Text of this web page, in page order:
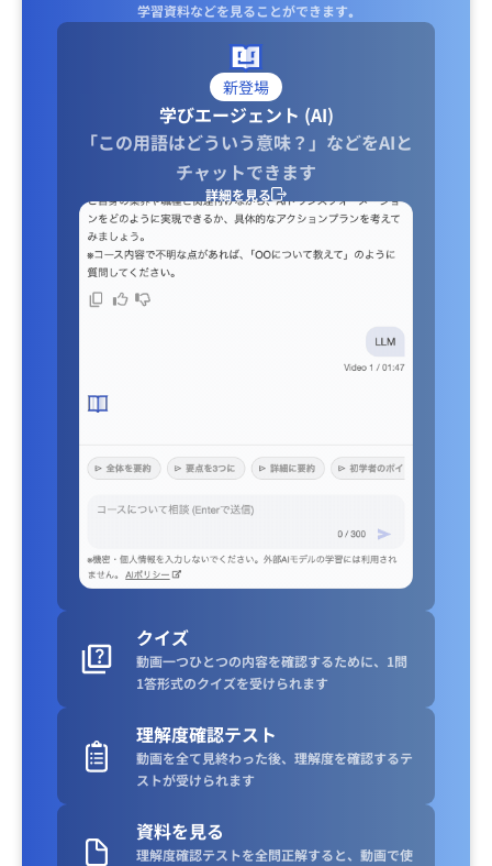
学習資料などを見ることができます｡
新登場
学びエージェント (AI)
「この用語はどういう意味？」などをAIと
チャットできます
詳細を見る
クイズ
動画一つひとつの内容を確認するために、1問
1答形式のクイズを受けられます
理解度確認テスト
動画を全て見終わった後、理解度を確認するテ
ストが受けられます
資料を見る
理解度確認テストを全問正解すると、動画で使